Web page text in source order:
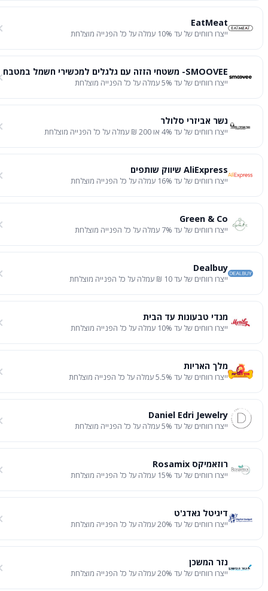
EatMeat
ייצרו רווחים של עד 10% עמלה על כל הפנייה מוצלחת
SMOOVEE- משטחי הזזה עם גלגלים למכשירי חשמל במטבח
ייצרו רווחים של עד 5% עמלה על כל הפנייה מוצלחת
נשר אביזרי סלולר
ייצרו רווחים של עד 4% או 200 ₪ עמלה על כל הפנייה מוצלחת
AliExpress שיווק שותפים
ייצרו רווחים של עד 16% עמלה על כל הפנייה מוצלחת
Green & Co
ייצרו רווחים של עד 7% עמלה על כל הפנייה מוצלחת
Dealbuy
ייצרו רווחים של עד 10 ₪ עמלה על כל הפנייה מוצלחת
מנדי טבעונות עד הבית
ייצרו רווחים של עד 10% עמלה על כל הפנייה מוצלחת
מלך האריות
ייצרו רווחים של עד 5.5% עמלה על כל הפנייה מוצלחת
Daniel Edri Jewelry
ייצרו רווחים של עד 5% עמלה על כל הפנייה מוצלחת
רוזאמיקס Rosamix
ייצרו רווחים של עד 15% עמלה על כל הפנייה מוצלחת
דיגיטל גאדג'ט
ייצרו רווחים של עד 20% עמלה על כל הפנייה מוצלחת
נזר המשכן
ייצרו רווחים של עד 20% עמלה על כל הפנייה מוצלחת